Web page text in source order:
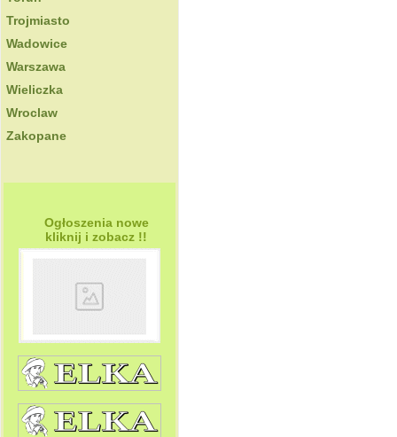
Trojmiasto
Wadowice
Warszawa
Wieliczka
Wroclaw
Zakopane
Ogłoszenia nowe
kliknij i zobacz !!